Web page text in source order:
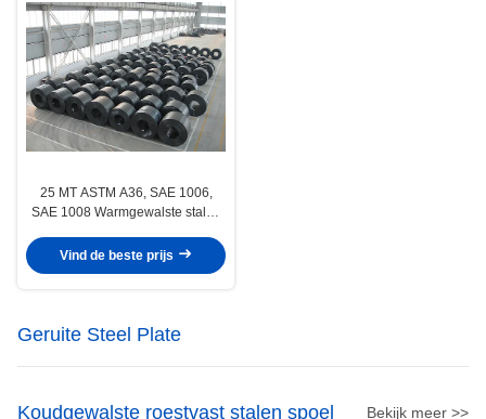
25 MT ASTM A36, SAE 1006,
SAE 1008 Warmgewalste stalen
Vind de beste prijs
Geruite Steel Plate
Koudgewalste roestvast stalen spoel Bekijk meer >>